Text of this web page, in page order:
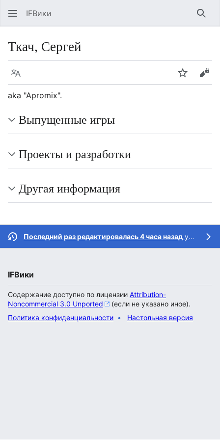
IFВики
Ткач, Сергей
Язык Следить
aka "Apromix".
Выпущенные игры
Проекты и разработки
Другая информация
Последний раз редактировалась 4 часа назад участником
IFВики
Содержание доступно по лицензии Attribution-
Noncommercial 3.0 Unported
(если не указано иное).
Политика конфиденциальности
Настольная версия